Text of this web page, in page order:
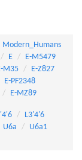
Modern_Humans
E
E-M5479
M35
E-Z827
E-PF2348
E-MZ89
L3'4'6
U6a
U6a1